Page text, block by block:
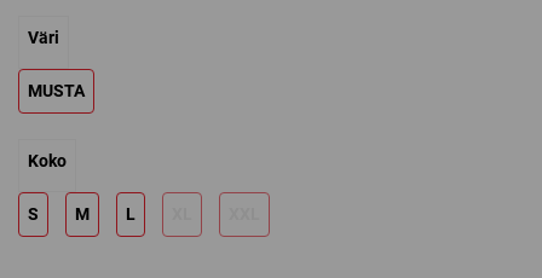
Väri
MUSTA
Koko
S M L